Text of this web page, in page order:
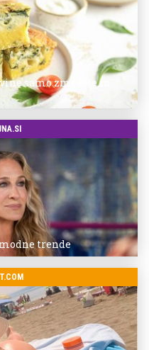
samo zmešate in
trende